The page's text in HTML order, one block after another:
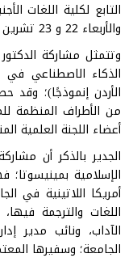
والأربعاء 22 و 23 تشرين الأول أكتوبر 2024م.
وتتمثل مشاركة
الذكاء الاصطناعي في
الأردن إنموذجًا)؛
من الأطراف المنظمة
أعضاء اللجنة العلمية
الجدير بالذكر أن
الإسلامية
أمريكا اللاتينية في
اللغات والترجمة
الآداب، ونائب مدير
الجامعة؛ وسفيرها